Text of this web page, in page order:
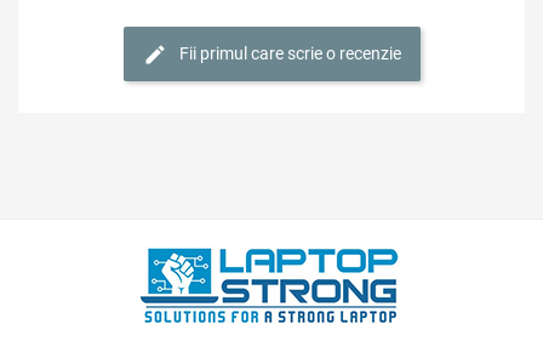
Fii primul care scrie o recenzie